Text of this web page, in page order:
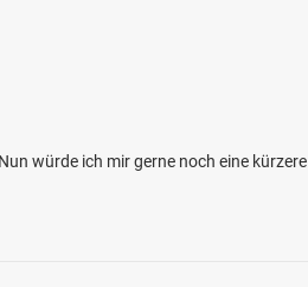
würde ich mir gerne noch eine